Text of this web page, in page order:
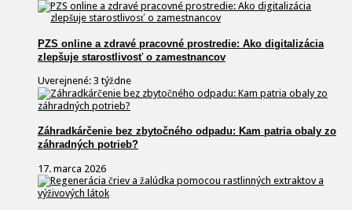
PZS online a zdravé pracovné prostredie: Ako digitalizácia
zlepšuje starostlivosť o zamestnancov
Uverejnené: 3 týždne
Záhradkárčenie bez zbytočného odpadu: Kam patria obaly zo
záhradných potrieb?
17. marca 2026